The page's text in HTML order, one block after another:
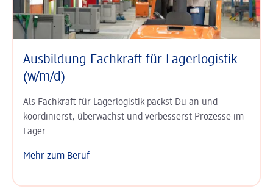
Ausbildung Fachkraft für Lagerlogistik
(w/m/d)
Als Fachkraft für Lagerlogistik packst Du an und
koordinierst, überwachst und verbesserst Prozesse im
Lager.
Mehr zum Beruf